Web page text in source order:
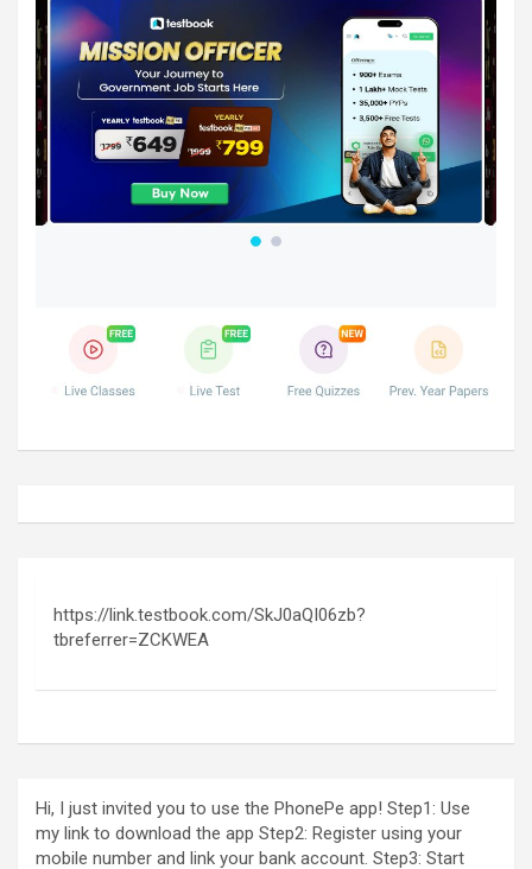
https://link.testbook.com/SkJ0aQI06zb?
tbreferrer=ZCKWEA
Hi, I just invited you to use the PhonePe app! Step1: Use
my link to download the app Step2: Register using your
mobile number and link your bank account. Step3: Start